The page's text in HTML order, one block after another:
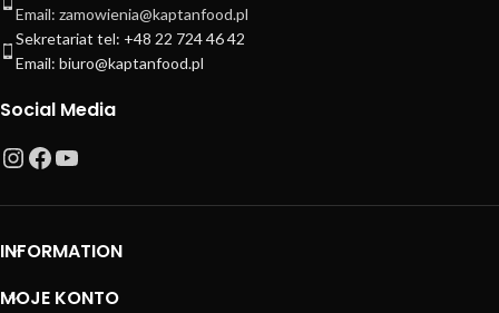
Email: zamowienia@kaptanfood.pl
Sekretariat tel: +48 22 724 46 42
Email: biuro@kaptanfood.pl
Social Media
INFORMATION
MOJE KONTO